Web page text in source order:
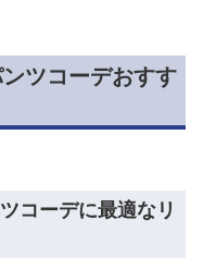
ツコーデおすす
コーデに最適なリ